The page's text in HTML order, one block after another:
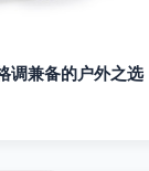
调兼备的户外之选